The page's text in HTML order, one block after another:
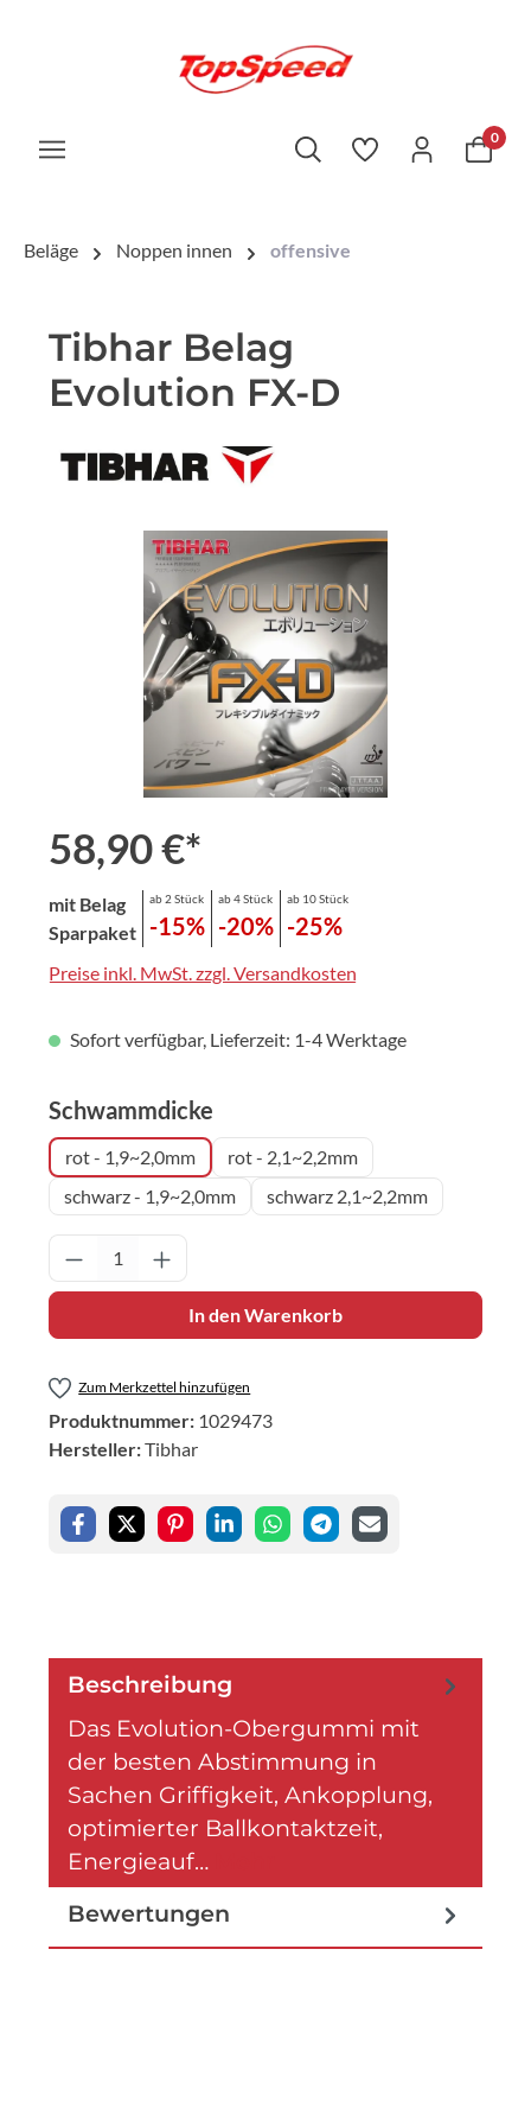
0
Beläge Noppen innen offensive
Tibhar Belag
Evolution FX-D
Bildergalerie überspringen
58,90 €*
mit Belag
Sparpaket
ab 2 Stück
-15%
ab 4 Stück
-20%
ab 10 Stück
-25%
Preise inkl. MwSt. zzgl. Versandkosten
Sofort verfügbar, Lieferzeit: 1-4 Werktage
Schwammdicke
rot - 1,9~2,0mm
rot - 2,1~2,2mm
schwarz - 1,9~2,0mm
schwarz 2,1~2,2mm
Produkt Anzahl: Gib den gewünschten
In den Warenkorb
Zum Merkzettel hinzufügen
Produktnummer: 1029473
Hersteller:Tibhar
Beschreibung
Das Evolution-Obergummi mit
der besten Abstimmung in
Sachen Griffigkeit, Ankopplung,
optimierter Ballkontaktzeit,
Energieauf…
Bewertungen